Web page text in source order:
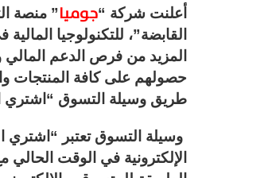
أعلنت شركة “جوميا” منصة
القابضة”، للتكنولوجيا
المزيد من فرص الدعم المالي
حصولهم على كافة المنتجات
طريق وسيلة التسوق “اشتري
وسيلة التسوق تعتبر “اشتري
الإلكترونية في الوقت الحالي